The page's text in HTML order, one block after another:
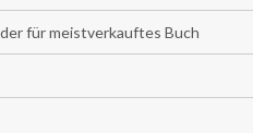
für meistverkauftes Buch